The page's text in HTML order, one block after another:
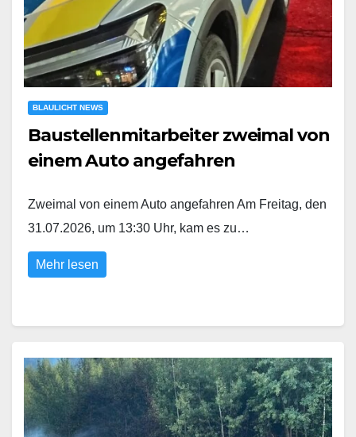
BLAULICHT NEWS
Baustellenmitarbeiter zweimal von
einem Auto angefahren
Zweimal von einem Auto angefahren Am Freitag, den
31.07.2026, um 13:30 Uhr, kam es zu…
Mehr lesen